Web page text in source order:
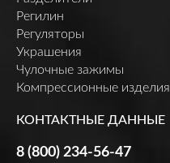
Регилин
Регуляторы
Украшения
Чулочные зажимы
Компрессионные изделия
КОНТАКТНЫЕ ДАННЫЕ
8 (800) 234-56-47